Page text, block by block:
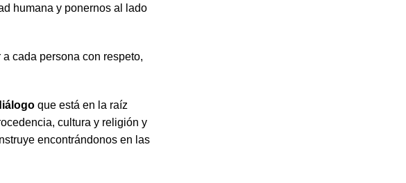
humana y ponernos al lado
cada persona con respeto,
que está en la raíz
cultura y religión y
encontrándonos en las